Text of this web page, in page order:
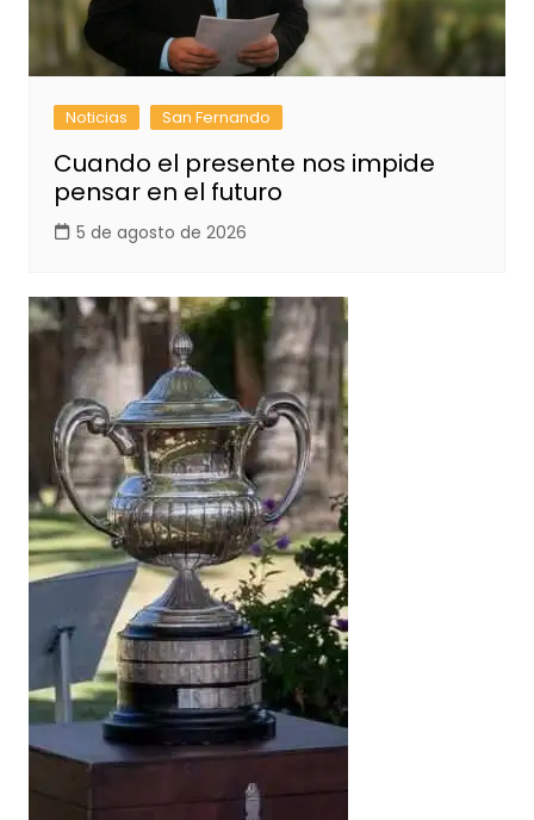
Noticias San Fernando
Cuando el presente nos impide
pensar en el futuro
5 de agosto de 2026